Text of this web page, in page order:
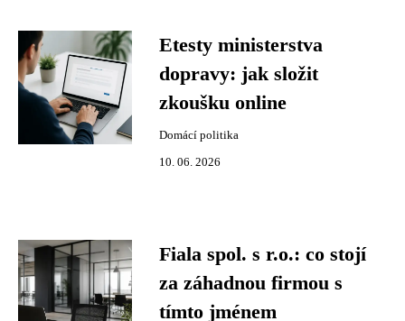
Etesty ministerstva
dopravy: jak složit
zkoušku online
Domácí politika
10. 06. 2026
Fiala spol. s r.o.: co stojí
za záhadnou firmou s
tímto jménem